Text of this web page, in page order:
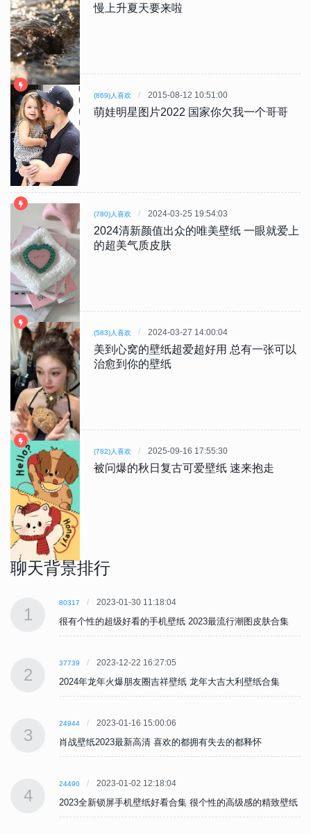
慢上升夏天要来啦
(869)人喜欢 2015-08-12 10:51:00
萌娃明星图片2022 国家你欠我一个哥哥
(780)人喜欢 2024-03-25 19:54:03
2024清新颜值出众的唯美壁纸 一眼就爱上
的超美气质皮肤
(583)人喜欢 2024-03-27 14:00:04
美到心窝的壁纸超爱超好用 总有一张可以
治愈到你的壁纸
(782)人喜欢 2025-09-16 17:55:30
被问爆的秋日复古可爱壁纸 速来抱走
聊天背景排行
1
80317 2023-01-30 11:18:04
很有个性的超级好看的手机壁纸 2023最流行潮图皮肤合集
2
37739 2023-12-22 16:27:05
2024年龙年火爆朋友圈吉祥壁纸 龙年大吉大利壁纸合集
3
24944 2023-01-16 15:00:06
肖战壁纸2023最新高清 喜欢的都拥有失去的都释怀
4
24490 2023-01-02 12:18:04
2023全新锁屏手机壁纸好看合集 很个性的高级感的精致壁纸